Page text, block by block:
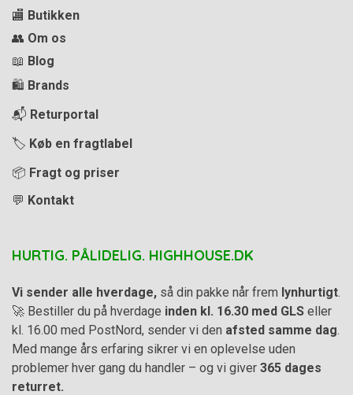
🏬 Butikken
👥 Om os
📖 Blog
🛍️ Brands
📬 Returportal
🏷️ Køb en fragtlabel
📦 Fragt og priser
💬 Kontakt
HURTIG. PÅLIDELIG. HIGHHOUSE.DK
Vi sender alle hverdage, så din pakke når frem lynhurtigt
🚀 Bestiller du på hverdage inden kl. 16.30 med GLS eller
kl. 16.00 med PostNord, sender vi den afsted samme dag
Med mange års erfaring sikrer vi en oplevelse uden
problemer hver gang du handler – og vi giver 365 dages
returret.